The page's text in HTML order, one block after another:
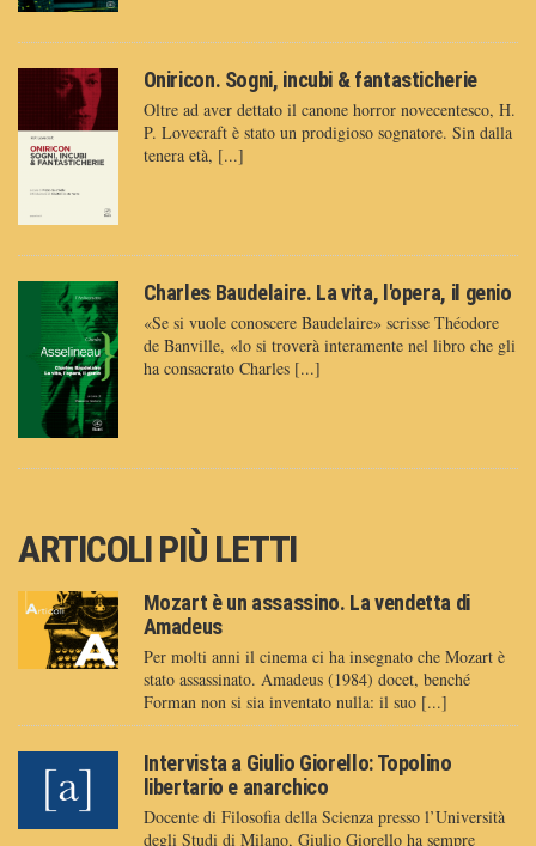
Oniricon. Sogni, incubi & fantasticherie
Oltre ad aver dettato il canone horror novecentesco, H.
P. Lovecraft è stato un prodigioso sognatore. Sin dalla
tenera età, [...]
Charles Baudelaire. La vita, l'opera, il genio
«Se si vuole conoscere Baudelaire» scrisse Théodore
de Banville, «lo si troverà interamente nel libro che gli
ha consacrato Charles [...]
ARTICOLI PIÙ LETTI
Mozart è un assassino. La vendetta di
Amadeus
Per molti anni il cinema ci ha insegnato che Mozart è
stato assassinato. Amadeus (1984) docet, benché
Forman non si sia inventato nulla: il suo [...]
Intervista a Giulio Giorello: Topolino
libertario e anarchico
Docente di Filosofia della Scienza presso l’Università
degli Studi di Milano, Giulio Giorello ha sempre